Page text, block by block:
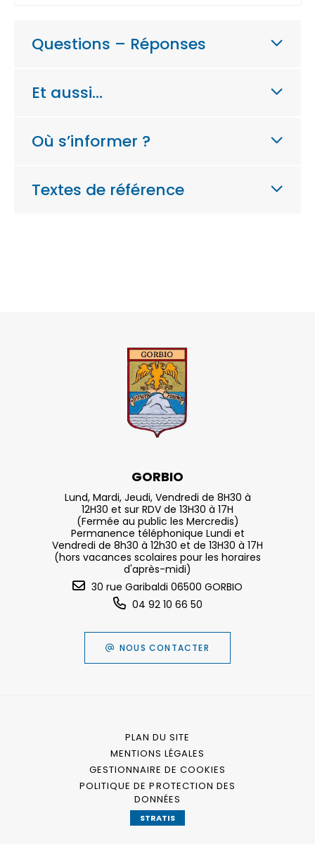
Questions – Réponses
Et aussi…
Où s’informer ?
Textes de référence
GORBIO
Lund, Mardi, Jeudi, Vendredi de 8H30 à
12H30 et sur RDV de 13H30 à 17H
(Fermée au public les Mercredis)
Permanence téléphonique Lundi et
Vendredi de 8h30 à 12h30 et de 13H30 à 17H
(hors vacances scolaires pour les horaires
d'après-midi)
30 rue Garibaldi 06500 GORBIO
04 92 10 66 50
NOUS CONTACTER
PLAN DU SITE
MENTIONS LÉGALES
GESTIONNAIRE DE COOKIES
POLITIQUE DE PROTECTION DES
DONNÉES
STRATIS